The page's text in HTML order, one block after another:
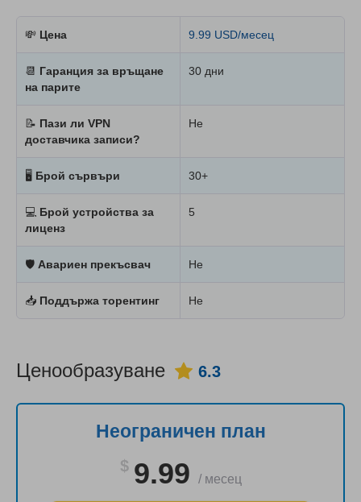
💸 Цена 9.99 USD/месец
📆 Гаранция за връщане
на парите
30 дни
📝 Пази ли VPN
доставчика записи?
Не
🖥 Брой сървъри 30+
💻 Брой устройства за
лиценз
5
🛡 Авариен прекъсвач Не
📥 Поддържа торентинг Не
Ценообразуване 6.3
Неограничен план
$ 9.99 / месец